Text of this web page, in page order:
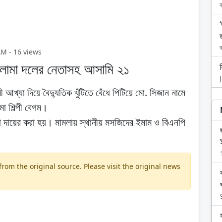
- 16 views
দলের নেতাসহ আসামি ২১
আখ্যা দিয়ে বৈদ্যুতিক খুঁটিতে বেঁধে পিটিয়ে মো. সিজান নামে
শিল্পী বেগম।
করা হয়। মামলায় স্থানীয় মসজিদের ইমাম ও বিএনপি
the original source. Please visit the original news